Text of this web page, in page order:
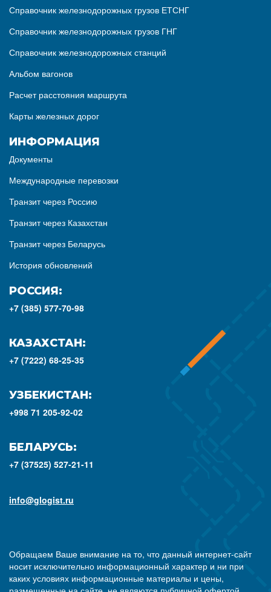
Справочник железнодорожных грузов ЕТСНГ
Справочник железнодорожных грузов ГНГ
Справочник железнодорожных станций
Альбом вагонов
Расчет расстояния маршрута
Карты железных дорог
ИНФОРМАЦИЯ
Документы
Международные перевозки
Транзит через Россию
Транзит через Казахстан
Транзит через Беларусь
История обновлений
РОССИЯ:
+7 (385) 577-70-98
КАЗАХСТАН:
+7 (7222) 68-25-35
УЗБЕКИСТАН:
+998 71 205-92-02
БЕЛАРУСЬ:
+7 (37525) 527-21-11
info@glogist.ru
Обращаем Ваше внимание на то, что данный интернет-сайт
носит исключительно информационный характер и ни при
каких условиях информационные материалы и цены,